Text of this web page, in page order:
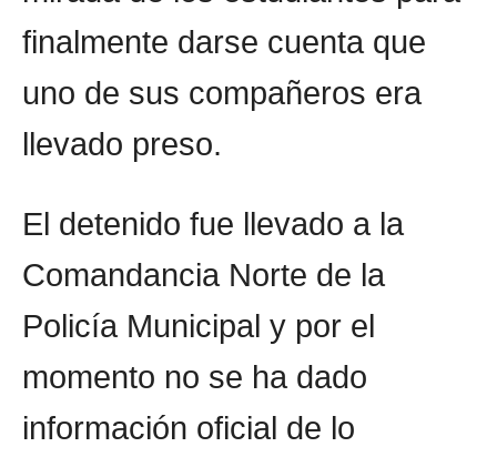
finalmente darse cuenta que
uno de sus compañeros era
llevado preso.
El detenido fue llevado a la
Comandancia Norte de la
Policía Municipal y por el
momento no se ha dado
información oficial de lo